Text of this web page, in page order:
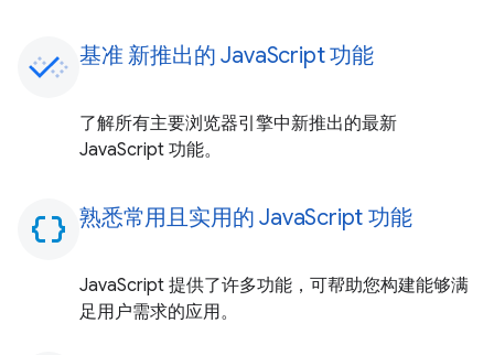
基准 新推出的 JavaScript 功能
了解所有主要浏览器引擎中新推出的最新
JavaScript 功能。
data_object 熟悉常用且实用的 JavaScript 功能
JavaScript 提供了许多功能，可帮助您构建能够满
足用户需求的应用。